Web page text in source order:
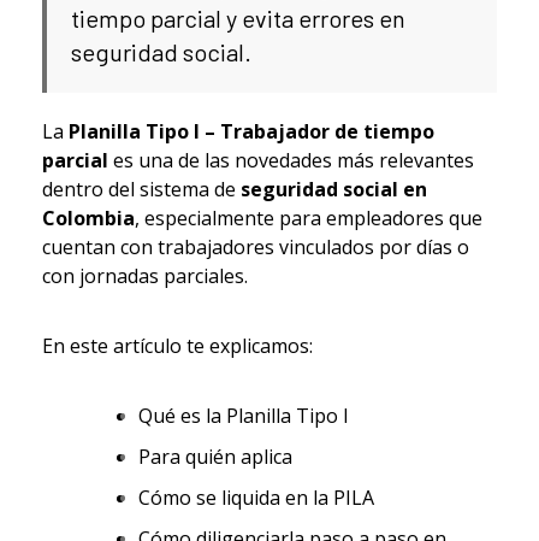
tiempo parcial y evita errores en
seguridad social.
La Planilla Tipo I – Trabajador de tiempo
parcial es una de las novedades más relevantes
dentro del sistema de seguridad social en
Colombia, especialmente para empleadores que
cuentan con trabajadores vinculados por días o
con jornadas parciales.
En este artículo te explicamos:
Qué es la Planilla Tipo I
Para quién aplica
Cómo se liquida en la PILA